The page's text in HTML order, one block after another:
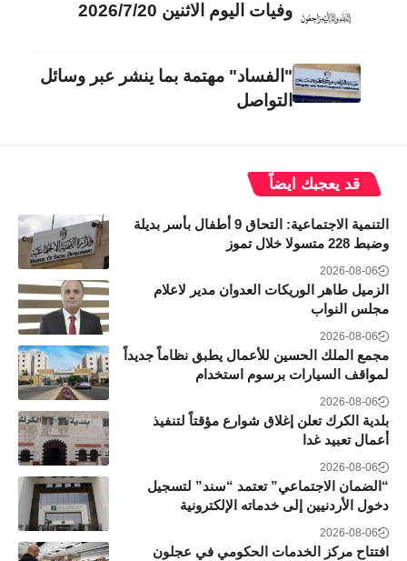
وفيات اليوم الاثنين 2026/7/20
"الفساد" مهتمة بما ينشر عبر وسائل
التواصل
قد يعجبك ايضاً
التنمية الاجتماعية: التحاق 9 أطفال بأسر بديلة
وضبط 228 متسولا خلال تموز
2026-08-06
الزميل طاهر الوريكات العدوان مدير لاعلام
مجلس النواب
2026-08-06
مجمع الملك الحسين للأعمال يطبق نظاماً جديداً
لمواقف السيارات برسوم استخدام
2026-08-06
بلدية الكرك تعلن إغلاق شوارع مؤقتاً لتنفيذ
أعمال تعبيد غدا
2026-08-06
“الضمان الاجتماعي” تعتمد “سند” لتسجيل
دخول الأردنيين إلى خدماته الإلكترونية
2026-08-06
افتتاح مركز الخدمات الحكومي في عجلون